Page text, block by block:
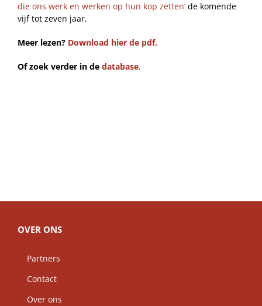
die ons werk en werken op hun kop zetten’ de komende
vijf tot zeven jaar.
Meer lezen? Download hier de pdf.
Of zoek verder in de database.
OVER ONS
Partners
Contact
Over ons